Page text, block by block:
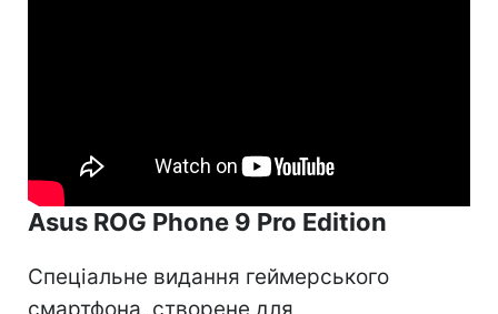
Asus ROG Phone 9 Pro Edition
Спеціальне видання геймерського